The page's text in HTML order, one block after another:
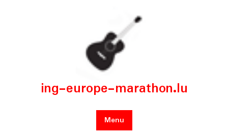
ing-europe-marathon.lu
Menu